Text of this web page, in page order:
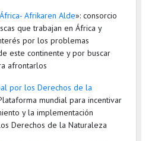
Afrikaren Alde»: consorcio
que trabajan en África y
por los problemas
este continente y por buscar
afrontarlos
por los Derechos de la
mundial para incentivar
y la implementación
Derechos de la Naturaleza